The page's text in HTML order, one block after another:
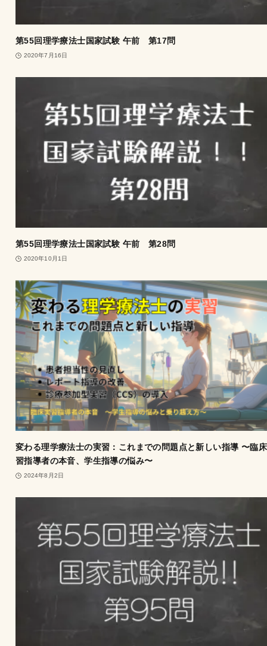
第55回理学療法士国家試験 午前 第17問
2020年7月16日
第55回理学療法士国家試験 午前 第28問
2020年10月1日
変わる理学療法士の実習：これまでの問題点と新しい指導 〜臨
習指導者の本音、学生指導の悩み〜
2024年8月2日